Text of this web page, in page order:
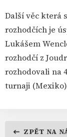
Další věc která
rozhodčích je
Lukášem
rozhodčí z
rozhodovali na
turnaji
ZPĚT NA